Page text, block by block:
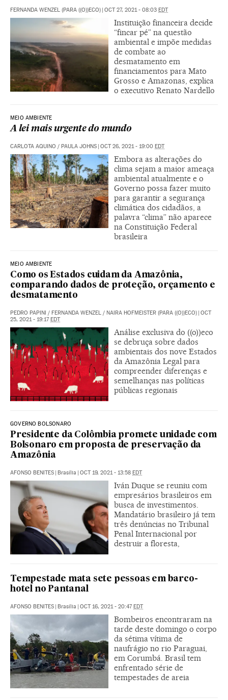
FERNANDA WENZEL (PARA ((O))ECO) | OCT 27, 2021 - 08:03 EDT
Instituição financeira decide
“fincar pé” na questão
ambiental e impõe medidas
de combate ao
desmatamento em
financiamentos para Mato
Grosso e Amazonas, explica
o executivo Renato Nardello
MEIO AMBIENTE
A lei mais urgente do mundo
CARLOTA AQUINO / PAULA JOHNS | OCT 26, 2021 - 19:00 EDT
Embora as alterações do
clima sejam a maior ameaça
ambiental atualmente e o
Governo possa fazer muito
para garantir a segurança
climática dos cidadãos, a
palavra “clima” não aparece
na Constituição Federal
brasileira
MEIO AMBIENTE
Como os Estados cuidam da Amazônia,
comparando dados de proteção, orçamento e
desmatamento
PEDRO PAPINI / FERNANDA WENZEL / NAIRA HOFMEISTER (PARA ((O))ECO) | OCT
25, 2021 - 19:17EDT
Análise exclusiva do ((o))eco
se debruça sobre dados
ambientais dos nove Estados
da Amazônia Legal para
compreender diferenças e
semelhanças nas políticas
públicas regionais
GOVERNO BOLSONARO
Presidente da Colômbia promete unidade com
Bolsonaro em proposta de preservação da
Amazônia
AFONSO BENITES | Brasília | OCT 19, 2021 - 13:58 EDT
Iván Duque se reuniu com
empresários brasileiros em
busca de investimentos.
Mandatário brasileiro já tem
três denúncias no Tribunal
Penal Internacional por
destruir a floresta,
Tempestade mata sete pessoas em barco-
hotel no Pantanal
AFONSO BENITES | Brasília | OCT 16, 2021 - 20:47EDT
Bombeiros encontraram na
tarde deste domingo o corpo
da sétima vítima de
naufrágio no rio Paraguai,
em Corumbá. Brasil tem
enfrentado série de
tempestades de areia